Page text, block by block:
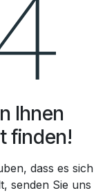
Ihnen
finden!
dass es sich
senden Sie uns